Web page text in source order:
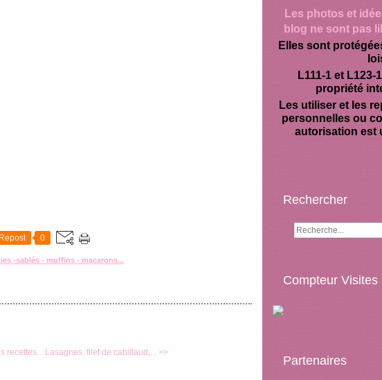
Repost 0
-sablés - muffins - macarons...
recettes... Lasagnes, filet de cabillaud,... >>
Les photos et
blog ne sont pas
Elles sont
L111-1 et
propriété
Les utiliser et les
personnelles ou
autorisation est
Rechercher
Compteur Visites
Partenaires